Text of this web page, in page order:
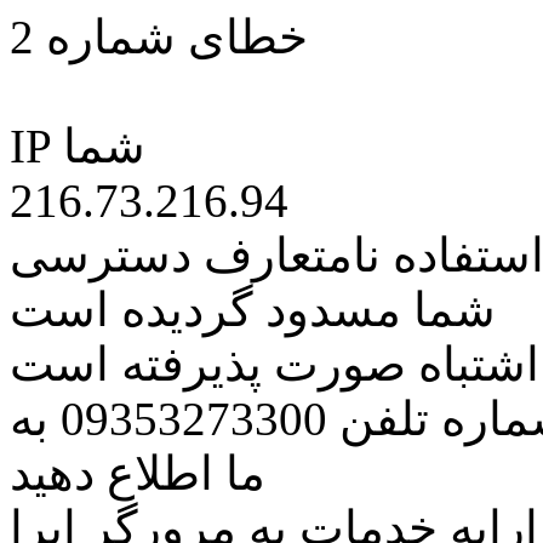
خطای شماره 2
IP شما
216.73.216.94
نامتعارف دسترسی
شما مسدود گردیده است
اشتباه صورت پذیرفته است
مراتب این مسئله را از طریق شماره تلفن 09353273300 به
ما اطلاع دهید
خدمات به مرورگر اپرا